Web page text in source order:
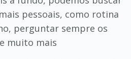
pessoais, como rotina
perguntar sempre os
muito mais